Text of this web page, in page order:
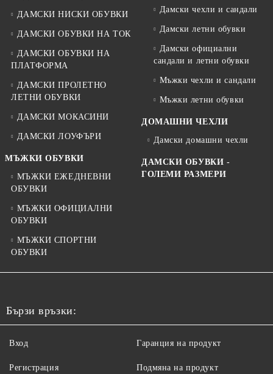
ДАМСКИ НИСКИ ОБУВКИ
ДАМСКИ ОБУВКИ НА ТОК
ДАМСКИ ОБУВКИ НА
ПЛАТФОРМА
ДАМСКИ ПРОЛЕТНО
ЛЕТНИ ОБУВКИ
ДАМСКИ МОКАСИНИ
ДАМСКИ ЛОУФЪРИ
МЪЖКИ ОБУВКИ
МЪЖКИ ЕЖЕДНЕВНИ
ОБУВКИ
МЪЖКИ ОФИЦИАЛНИ
ОБУВКИ
МЪЖКИ СПОРТНИ
ОБУВКИ
Дамски чехли и сандали
Дамски летни обувки
Дамски официални
сандали и летни обувки
Мъжки чехли и сандали
Мъжки летни обувки
ДОМАШНИ ЧЕХЛИ
Дамски домашни чехли
ДАМСКИ ОБУВКИ -
ГОЛЕМИ РАЗМЕРИ
Бързи връзки:
Вход
Регистрация
Гаранция на продукт
Подмяна на продукт